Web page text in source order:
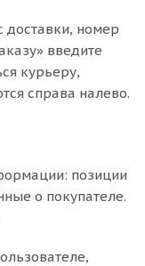
номер
введите
курьеру,
справа налево.
позиции
о покупателе.